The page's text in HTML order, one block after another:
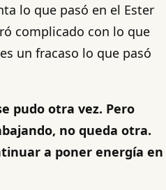
lo que pasó en el Ester
complicado con lo que
un fracaso lo que pasó
pudo otra vez. Pero
no queda otra.
a poner energía en